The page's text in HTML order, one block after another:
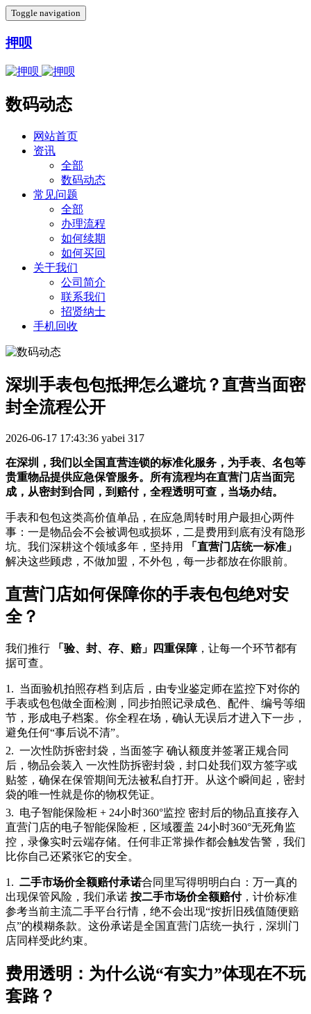
Toggle navigation
押呗
数码动态
网站首页
资讯
全部
数码动态
常见问题
全部
办理流程
如何续期
如何买回
关于我们
公司简介
联系我们
招贤纳士
手机回收
深圳手表包包抵押怎么避坑？直营当面密
封全流程公开
2026-06-17 17:43:36 yabei 317
在深圳，我们以全国直营连锁的标准化服务，为手表、名包等
贵重物品提供应急保管服务。所有流程均在直营门店当面完
成，从密封到合同，到赔付，全程透明可查，当场办结。
手表和包包这类高价值单品，在应急周转时用户最担心两件
事：一是物品会不会被调包或损坏，二是费用到底有没有隐形
坑。我们深耕这个领域多年，坚持用
「直营门店统一标准」
解决这些顾虑，不做加盟，不外包，每一步都放在你眼前。
直营门店如何保障你的手表包包绝对安
全？
我们推行 「验、封、存、赔」四重保障，让每一个环节都有
据可查。
1. 当面验机拍照存档 到店后，由专业鉴定师在监控下对你的
手表或包包做全面检测，同步拍照记录成色、配件、编号等细
节，形成电子档案。你全程在场，确认无误后才进入下一步，
避免任何“事后说不清”。
2. 一次性防拆密封袋，当面签字 确认额度并签署正规合同
后，物品会装入 一次性防拆密封袋，封口处我们双方签字或
贴签，确保在保管期间无法被私自打开。从这个瞬间起，密封
袋的唯一性就是你的物权凭证。
3. 电子智能保险柜 + 24小时360°监控 密封后的物品直接存入
直营门店的电子智能保险柜，区域覆盖 24小时360°无死角监
控，录像实时云端存储。任何非正常操作都会触发告警，我们
比你自己还紧张它的安全。
1. 二手市场价全额赔付承诺合同里写得明明白白：万一真的
出现保管风险，我们承诺 按二手市场价全额赔付，计价标准
参考当前主流二手平台行情，绝不会出现“按折旧残值随便赔
点”的模糊条款。这份承诺是全国直营门店统一执行，深圳门
店同样受此约束。
费用透明：为什么说“有实力”体现在不玩
套路？